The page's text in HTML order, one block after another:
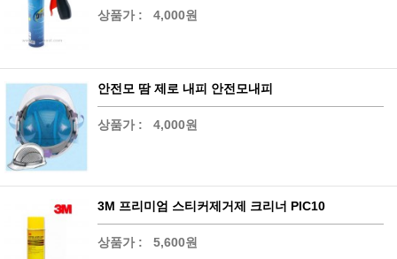
상품가 : 4,000원
안전모 땀 제로 내피 안전모내피
상품가 : 4,000원
3M 프리미엄 스티커제거제 크리너 PIC10
상품가 : 5,600원